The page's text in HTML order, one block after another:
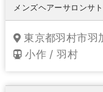
メンズヘアーサロンサ
東京都羽村市
小作 / 羽村